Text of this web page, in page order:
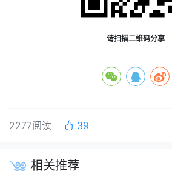
请扫描二维码分享
2277阅读 39
相关推荐